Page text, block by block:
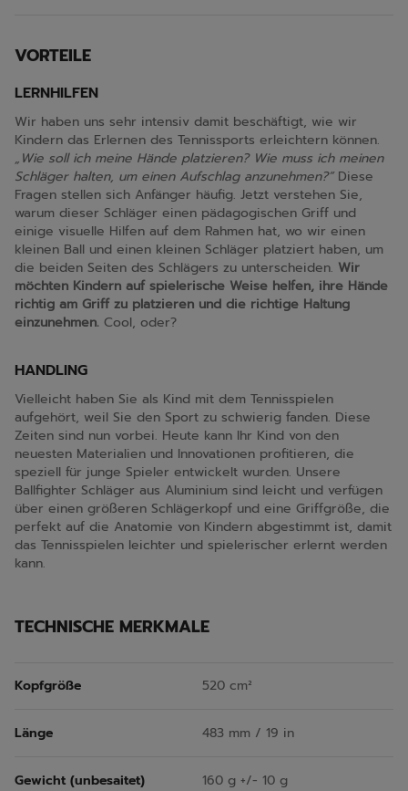
VORTEILE
LERNHILFEN
Wir haben uns sehr intensiv damit beschäftigt, wie wir
Kindern das Erlernen des Tennissports erleichtern können.
„Wie soll ich meine Hände platzieren? Wie muss ich meinen
Schläger halten, um einen Aufschlag anzunehmen?“Diese
Fragen stellen sich Anfänger häufig. Jetzt verstehen Sie,
warum dieser Schläger einen pädagogischen Griff und
einige visuelle Hilfen auf dem Rahmen hat, wo wir einen
kleinen Ball und einen kleinen Schläger platziert haben, um
die beiden Seiten des Schlägers zu unterscheiden. Wir
möchten Kindern auf spielerische Weise helfen, ihre Hände
richtig am Griff zu platzieren und die richtige Haltung
einzunehmen. Cool, oder?
HANDLING
Vielleicht haben Sie als Kind mit dem Tennisspielen
aufgehört, weil Sie den Sport zu schwierig fanden. Diese
Zeiten sind nun vorbei. Heute kann Ihr Kind von den
neuesten Materialien und Innovationen profitieren, die
speziell für junge Spieler entwickelt wurden. Unsere
Ballfighter Schläger aus Aluminium sind leicht und verfügen
über einen größeren Schlägerkopf und eine Griffgröße, die
perfekt auf die Anatomie von Kindern abgestimmt ist, damit
das Tennisspielen leichter und spielerischer erlernt werden
kann.
TECHNISCHE MERKMALE
Kopfgröße 520 cm²
Länge 483 mm / 19 in
Gewicht (unbesaitet) 160 g +/- 10 g